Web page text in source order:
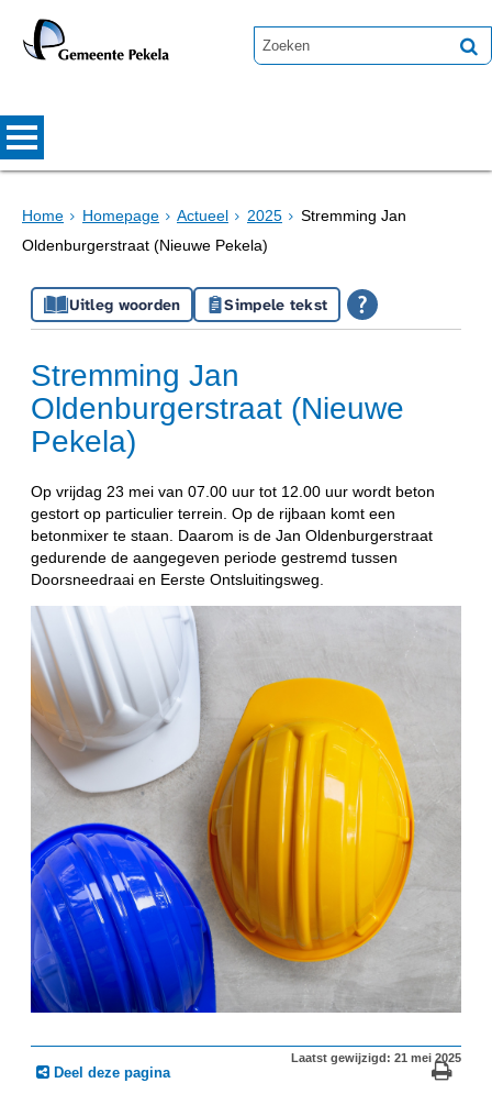
Home Homepage Actueel 2025
Stremming Jan
Oldenburgerstraat (Nieuwe Pekela)
Uitleg woorden Simpele tekst
Stremming Jan
Oldenburgerstraat (Nieuwe
Pekela)
Op vrijdag 23 mei van 07.00 uur tot 12.00 uur wordt beton
gestort op particulier terrein. Op de rijbaan komt een
betonmixer te staan. Daarom is de Jan Oldenburgerstraat
gedurende de aangegeven periode gestremd tussen
Doorsneedraai en Eerste Ontsluitingsweg.
Deel deze pagina
Laatst gewijzigd: 21 mei 2025